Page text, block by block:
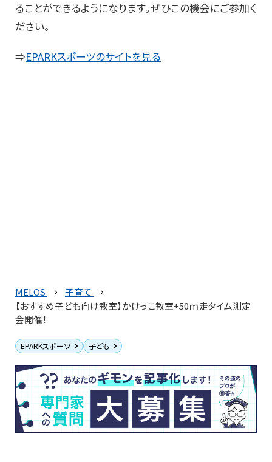
ることができるようになります。ぜひこの機会にご参加く
ださい。
⇒EPARKスポーツのサイトを見る
MELOS
子育て
【おすすめ子ども向け教室】かけっこ教室+50ｍ走タイム測定
会開催！
EPARKスポーツ 子ども